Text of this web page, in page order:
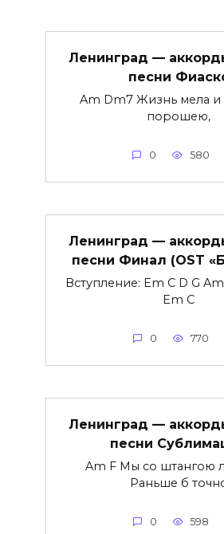
Ленинград —
песни
Am Dm7 Жизнь мела и
порошею,
0 580
Ленинград —
песни Финал (OST
Вступление: Em C D G
Em C
0 770
Ленинград —
песни
Am F Мы со штангою
Раньше б
0 598